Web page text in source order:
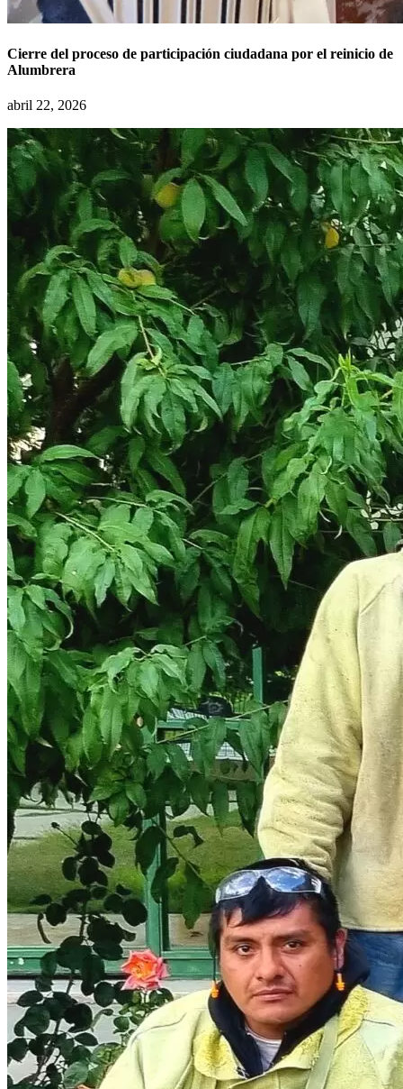
Cierre del proceso de participación ciudadana por el reinicio de
Alumbrera
abril 22, 2026